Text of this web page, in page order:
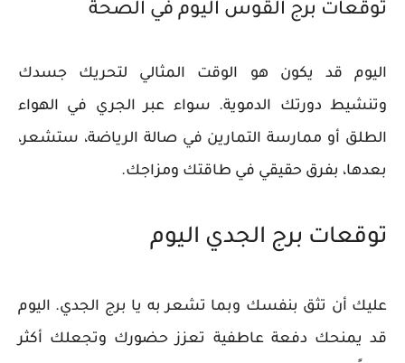
توقعات برج القوس اليوم في الصحة
اليوم قد يكون هو الوقت المثالي لتحريك جسدك
وتنشيط دورتك الدموية. سواء عبر الجري في الهواء
الطلق أو ممارسة التمارين في صالة الرياضة، ستشعر،
بعدها، بفرق حقيقي في طاقتك ومزاجك.
توقعات برج الجدي اليوم
عليك أن تثق بنفسك وبما تشعر به يا برج الجدي. اليوم
قد يمنحك دفعة عاطفية تعزز حضورك وتجعلك أكثر